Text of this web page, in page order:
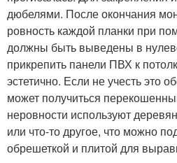
дюбелями. После окончания
ровность каждой планки при
должны быть выведены в
прикрепить панели ПВХ к
эстетично. Если не учесть это
может получиться
неровности используют
или что-то другое, что можно
обрешеткой и плитой для